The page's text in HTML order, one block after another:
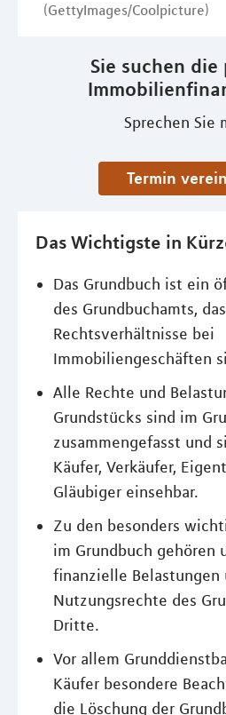
(GettyImages/Coolpicture)
Sie suchen die
Sprechen Sie
Termin
Das Wichtigste in
Das Grundbuch ist ein
des Grundbuchamts,
Rechtsverhältnisse bei
Immobiliengeschäften
Alle Rechte und
Grundstücks sind im
zusammengefasst und
Käufer, Verkäufer,
Gläubiger einsehbar.
Zu den besonders
im Grundbuch gehören
finanzielle Belastungen
Nutzungsrechte des
Dritte.
Vor allem
Käufer besondere
die Löschung der